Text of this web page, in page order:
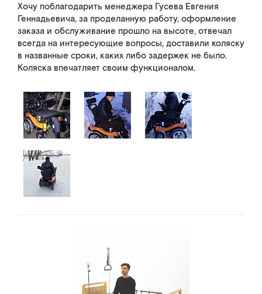
Хочу поблагодарить менеджера Гусева Евгения
Геннадьевича, за проделанную работу, оформление
заказа и обслуживание прошло на высоте, отвечал
всегда на интересующие вопросы, доставили коляску
в названные сроки, каких либо задержек не было.
Коляска впечатляет своим функционалом.